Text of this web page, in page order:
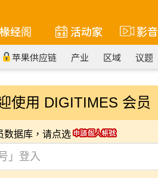
椽经阁 活动家 影音
苹果供应链 产业 区域 议题
使用 DIGITIMES 会员
据库，请点选